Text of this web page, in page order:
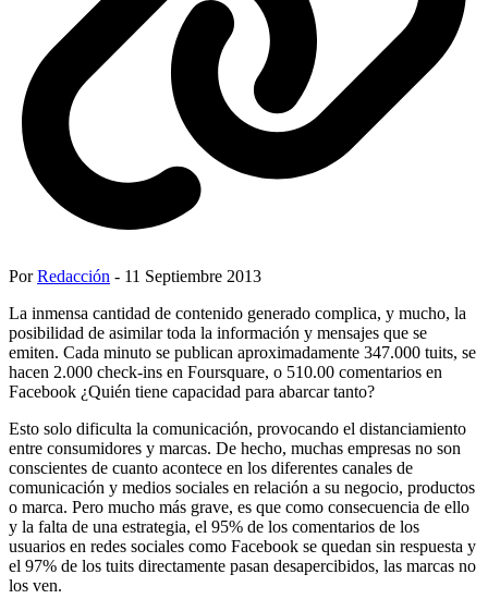
PorRedacción - 11 Septiembre 2013
La inmensa cantidad de contenido generado complica, y mucho, la
posibilidad de asimilar toda la información y mensajes que se
emiten. Cada minuto se publican aproximadamente 347.000 tuits, se
hacen 2.000 check-ins en Foursquare, o 510.00 comentarios en
Facebook ¿Quién tiene capacidad para abarcar tanto?
Esto solo dificulta la comunicación, provocando el distanciamiento
entre consumidores y marcas. De hecho, muchas empresas no son
conscientes de cuanto acontece en los diferentes canales de
comunicación y medios sociales en relación a su negocio, productos
o marca. Pero mucho más grave, es que como consecuencia de ello
y la falta de una estrategia, el 95% de los comentarios de los
usuarios en redes sociales como Facebook se quedan sin respuesta y
el 97% de los tuits directamente pasan desapercibidos, las marcas no
los ven.